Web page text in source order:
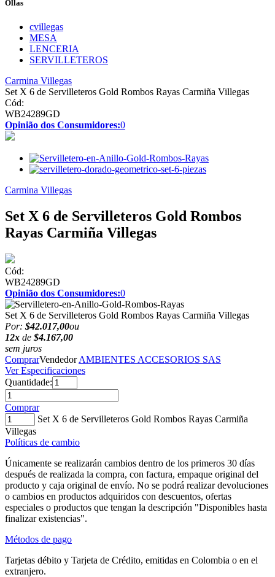
Ollas
cvillegas
MESA
LENCERIA
SERVILLETEROS
Carmina Villegas
Set X 6 de Servilleteros Gold Rombos Rayas Carmiña Villegas
Cód:
WB24289GD
Opinião dos Consumidores:0
Carmina Villegas
Set X 6 de Servilleteros Gold Rombos
Rayas Carmiña Villegas
Cód:
WB24289GD
Opinião dos Consumidores:0
Set X 6 de Servilleteros Gold Rombos Rayas Carmiña Villegas
Por: $42.017,00ou
12x de $4.167,00
sem juros
ComprarVendedor AMBIENTES ACCESORIOS SAS
Ver Especificaciones
Quantidade:
Comprar
Set X 6 de Servilleteros Gold Rombos Rayas Carmiña
Villegas
Políticas de cambio
Únicamente se realizarán cambios dentro de los primeros 30 días
después de realizada la compra, con factura, empaque original del
producto y caja original de envío. No se podrá realizar devoluciones
o cambios en productos adquiridos con descuentos, ofertas
especiales o productos que tengan la descripción "Disponibles hasta
finalizar existencias".
Métodos de pago
Tarjetas débito y Tarjeta de Crédito, emitidas en Colombia o en el
extranjero.